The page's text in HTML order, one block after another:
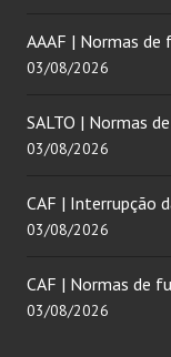
AAAF | Normas
03/08/2026
SALTO | Normas
03/08/2026
CAF | Interrupção
03/08/2026
CAF | Normas de
03/08/2026